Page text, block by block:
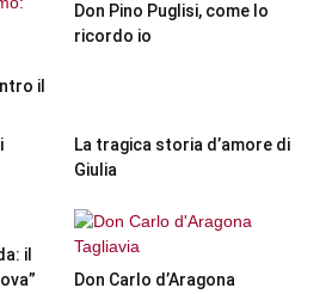
il
Don Pino Puglisi, come lo
ricordo io
La tragica storia d’amore di
Giulia
il
Don Carlo d’Aragona